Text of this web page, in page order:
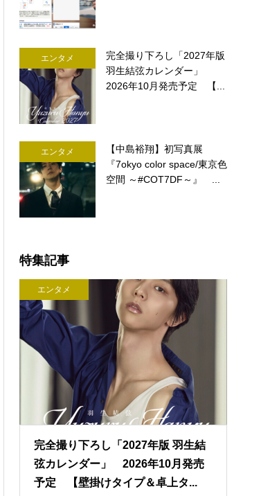
エンタメ
完全撮り下ろし「2027年版
羽生結弦カレンダー」
2026年10月発売予定 【...
エンタメ
【中島裕翔】初写真展
『7okyo color space/東京色
空間 ～#COT7DF～』 ...
特集記事
エンタメ
完全撮り下ろし「2027年版 羽生結
弦カレンダー」 2026年10月発売
予定 【壁掛けタイプ＆卓上タ...